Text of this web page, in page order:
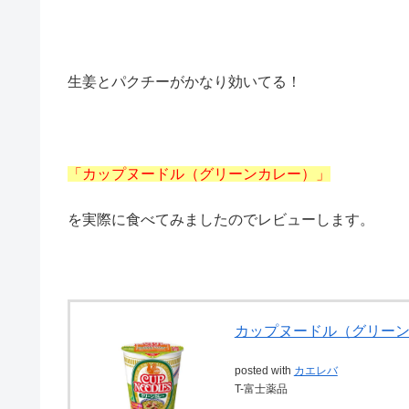
生姜とパクチーがかなり効いてる！
「カップヌードル（グリーンカレー）」
を実際に食べてみましたのでレビューします。
カップヌードル（グリーン
posted with カエレバ
T-富士薬品